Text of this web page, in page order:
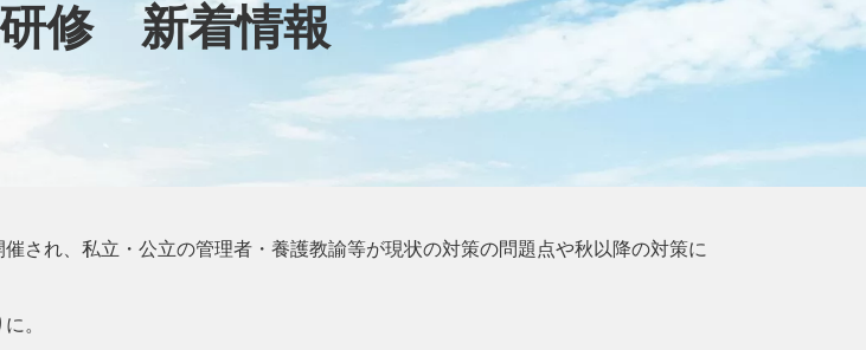
修 新着情報
され、私立・公立の管理者・養護教諭等が現状の対策の問題点や秋以降の対策に
。